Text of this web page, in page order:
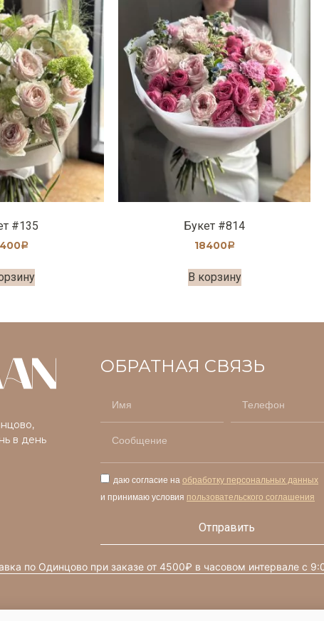
#135
Р
Букет #814
18400 Р
В корзину
в день
ОБРАТНАЯ СВЯЗЬ
даю согласие наобработку персональных данных
и принимаю условия пользовательского соглашения
Отправить
по Одинцово при заказе от 4500₽ в часовом интервале с